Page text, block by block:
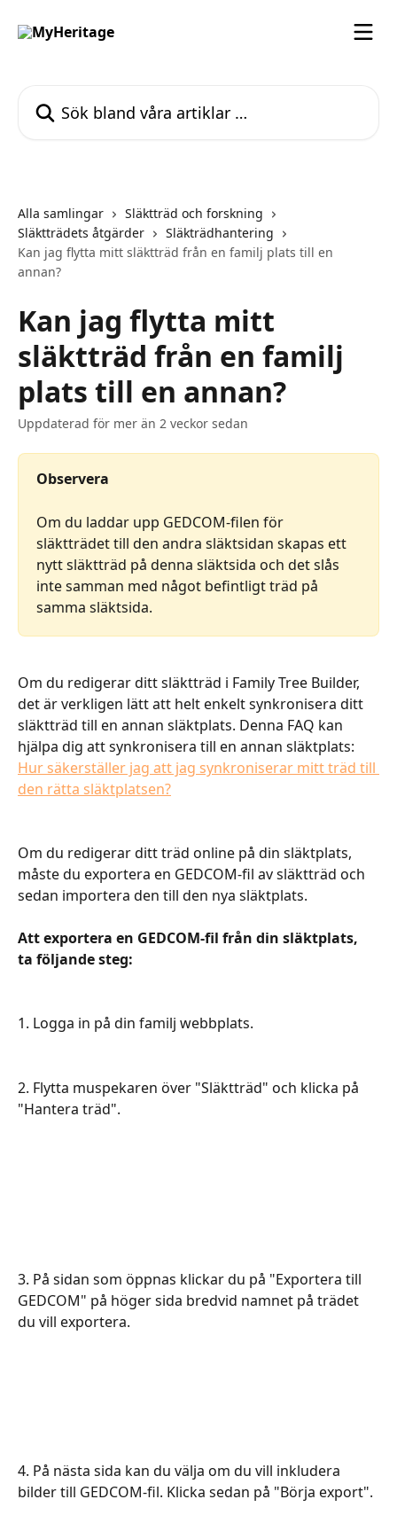
Alla samlingar
Släktträd och forskning
Släktträdets åtgärder
Släkträdhantering
Kan jag flytta mitt släktträd från en familj plats till en
annan?
Kan jag flytta mitt
släktträd från en familj
plats till en annan?
Uppdaterad för mer än 2 veckor sedan
Observera
Om du laddar upp GEDCOM-filen för
släktträdet till den andra släktsidan skapas ett
nytt släktträd på denna släktsida och det slås
inte samman med något befintligt träd på
samma släktsida.
Om du redigerar ditt släktträd i Family Tree Builder,
det är verkligen lätt att helt enkelt synkronisera ditt
släktträd till en annan släktplats. Denna FAQ kan
hjälpa dig att synkronisera till en annan släktplats:
Hur säkerställer jag att jag synkroniserar mitt träd till
den rätta släktplatsen?
Om du redigerar ditt träd online på din släktplats,
måste du exportera en GEDCOM-fil av släktträd och
sedan importera den till den nya släktplats.
Att exportera en GEDCOM-fil från din släktplats,
ta följande steg:
1. Logga in på din familj webbplats.
2. Flytta muspekaren över "Släktträd" och klicka på
"Hantera träd".
3. På sidan som öppnas klickar du på "Exportera till
GEDCOM" på höger sida bredvid namnet på trädet
du vill exportera.
4. På nästa sida kan du välja om du vill inkludera
bilder till GEDCOM-fil. Klicka sedan på "Börja export".